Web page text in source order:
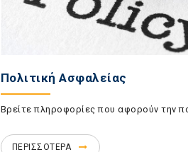
Πολιτική Ασφαλείας
Βρείτε πληροφορίες που αφορούν την
ΠΕΡΙΣΣΟΤΕΡΑ